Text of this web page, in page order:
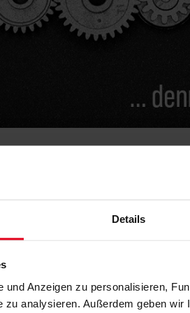
Details
und Anzeigen zu personalisieren,
zu analysieren. Außerdem geben
Fakten
des Fachs